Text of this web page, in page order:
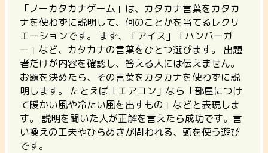
「ノーカタカナゲーム」は、カタカナ言葉をカタカ
ナを使わずに説明して、何のことかを当てるレクリ
エーションです。
まず、「アイス」「ハンバーガ
ー」など、カタカナの言葉をひとつ選びます。 出題
者だけが内容を確認し、答える人には伝えません。
お題を決めたら、その言葉をカタカナを使わずに説
明します。 たとえば「エアコン」なら「部屋につけ
て暖かい風や冷たい風を出すもの」などと表現しま
す。
説明を聞いた人が正解を言えたら成功です。言
い換えの工夫やひらめきが問われる、頭を使う遊び
です。